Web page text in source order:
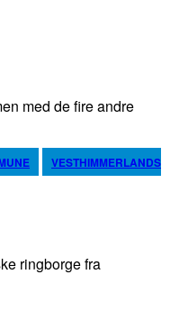
med de fire andre
VESTHIMMERLANDS
ringborge fra